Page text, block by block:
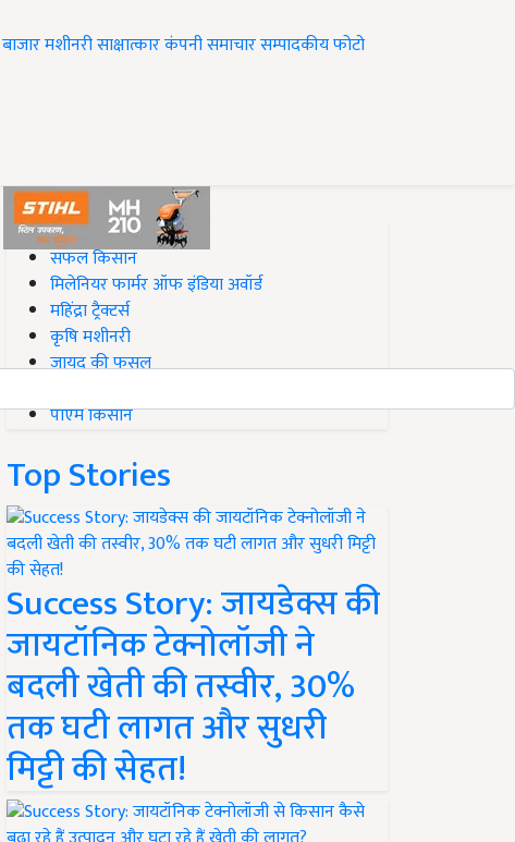
बाजारमशीनरीसाक्षात्कारकंपनी समाचारसम्पादकीयफोटो
#Top on Krishi Jagran
सफल किसान
मिलेनियर फार्मर ऑफ इंडिया अवॉर्ड
महिंद्रा ट्रैक्टर्स
कृषि मशीनरी
जायद की फसल
पीएम किसान
Top Stories
Success Story: जायडेक्स की
जायटॉनिक टेक्नोलॉजी ने
बदली खेती की तस्वीर, 30%
तक घटी लागत और सुधरी
मिट्टी की सेहत!